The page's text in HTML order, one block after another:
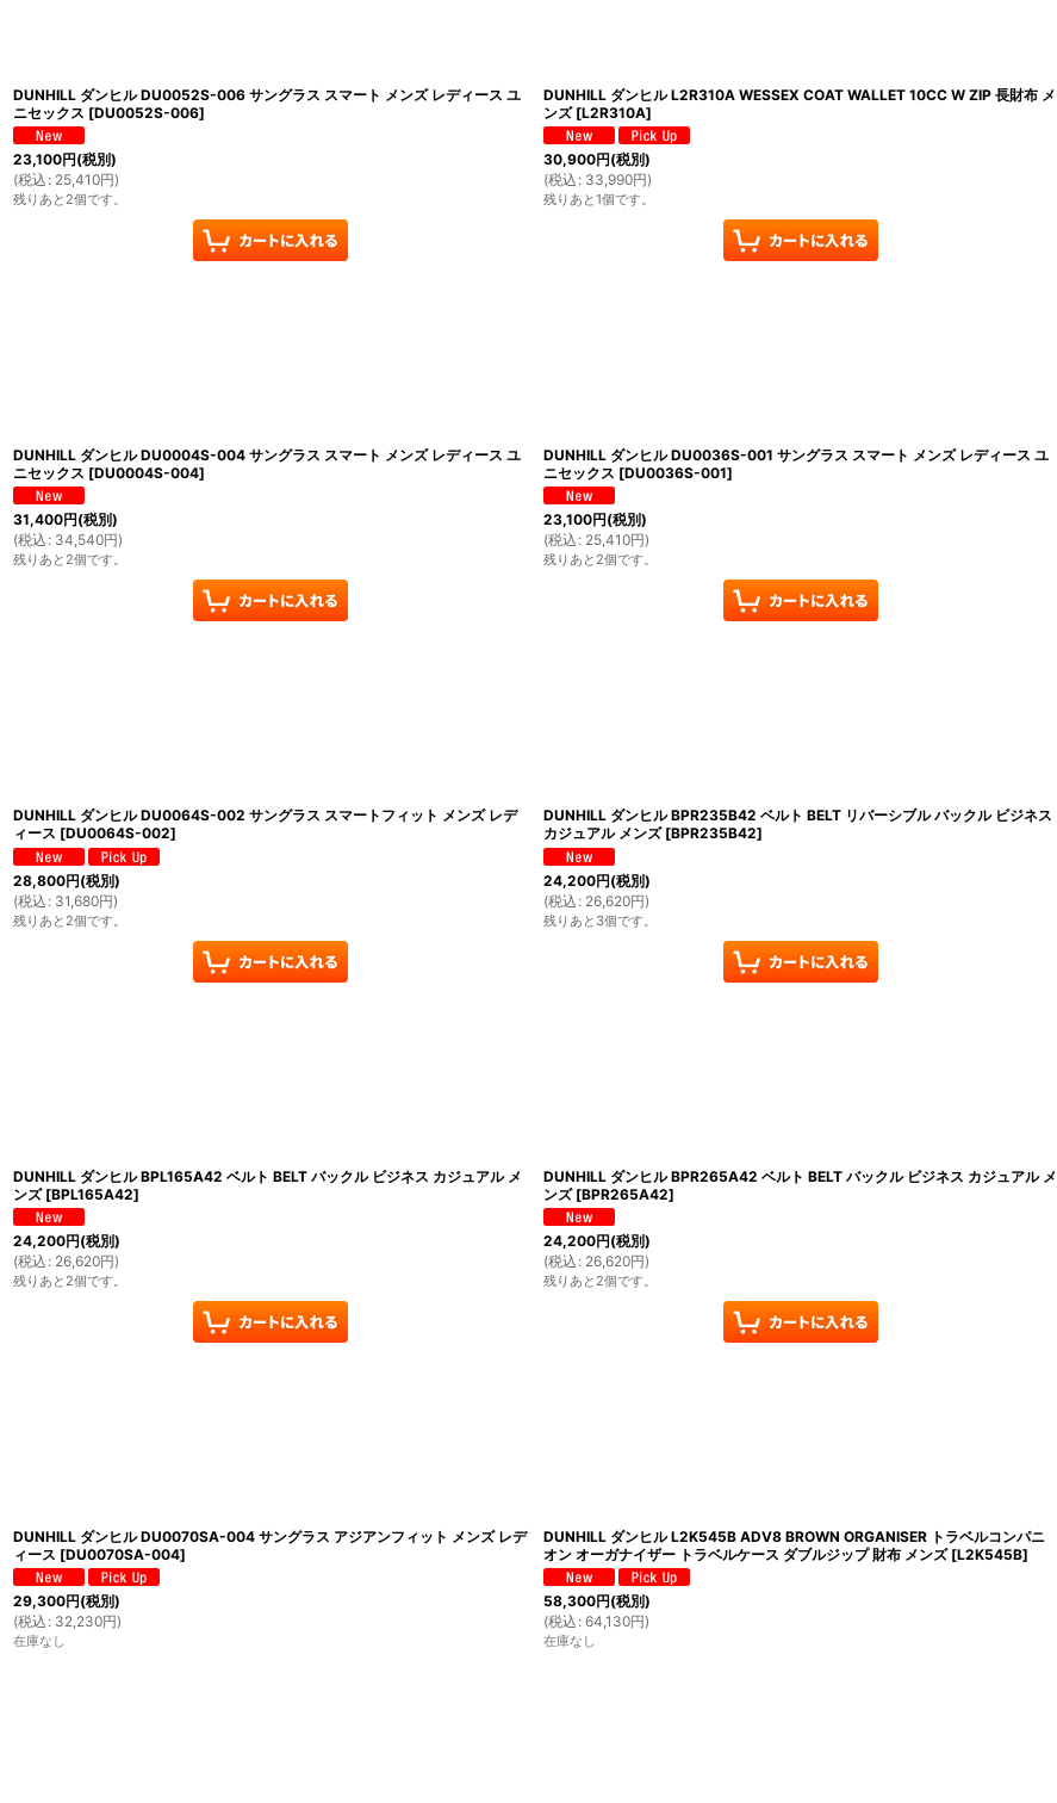
DUNHILL ダンヒル DU0052S-006 サングラス スマート メンズ レディース ユ
ニセックス [DU0052S-006]
23,100円(税別)
(税込 : 25,410円)
残りあと2個です。
DUNHILL ダンヒル L2R310A WESSEX COAT WALLET 10CC W ZIP 長財布 メ
ンズ [L2R310A]
30,900円(税別)
(税込 : 33,990円)
残りあと1個です。
DUNHILL ダンヒル DU0004S-004 サングラス スマート メンズ レディース ユ
ニセックス [DU0004S-004]
31,400円(税別)
(税込 : 34,540円)
残りあと2個です。
DUNHILL ダンヒル DU0036S-001 サングラス スマート メンズ レディース ユ
ニセックス [DU0036S-001]
23,100円(税別)
(税込 : 25,410円)
残りあと2個です。
DUNHILL ダンヒル DU0064S-002 サングラス スマートフィット メンズ レデ
ィース [DU0064S-002]
28,800円(税別)
(税込 : 31,680円)
残りあと2個です。
DUNHILL ダンヒル BPR235B42 ベルト BELT リバーシブル バックル ビジネス
カジュアル メンズ [BPR235B42]
24,200円(税別)
(税込 : 26,620円)
残りあと3個です。
DUNHILL ダンヒル BPL165A42 ベルト BELT バックル ビジネス カジュアル メ
ンズ [BPL165A42]
24,200円(税別)
(税込 : 26,620円)
残りあと2個です。
DUNHILL ダンヒル BPR265A42 ベルト BELT バックル ビジネス カジュアル メ
ンズ [BPR265A42]
24,200円(税別)
(税込 : 26,620円)
残りあと2個です。
DUNHILL ダンヒル DU0070SA-004 サングラス アジアンフィット メンズ レデ
ィース [DU0070SA-004]
29,300円(税別)
(税込 : 32,230円)
在庫なし
DUNHILL ダンヒル L2K545B ADV8 BROWN ORGANISER トラベルコンパニ
オン オーガナイザー トラベルケース ダブルジップ 財布 メンズ [L2K545B]
58,300円(税別)
(税込 : 64,130円)
在庫なし